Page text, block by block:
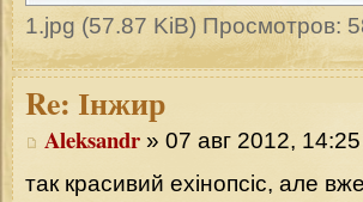
1.jpg (57.87 KiB) Просмотров:
Re: Інжир
Aleksandr » 07 авг 2012, 14:25
так красивий ехінопсіс, але